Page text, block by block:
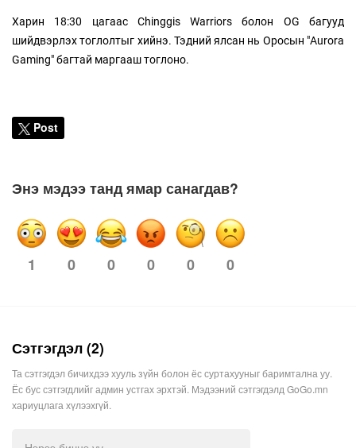
Харин 18:30 цагаас Chinggis Warriors болон OG багууд
шийдвэрлэх тоглолтыг хийнэ. Тэдний ялсан нь Оросын "Aurora
Gaming" багтай маргааш тоглоно.
Post
Энэ мэдээ танд ямар санагдав?
1 0 0 0 0 0
Сэтгэгдэл (2)
Та сэтгэгдэл бичихдээ хууль зүйн болон ёс суртахууныг баримтална уу.
Ёс бус сэтгэгдлийг админ устгах эрхтэй. Мэдээний сэтгэгдэлд GoGo.mn
хариуцлага хүлээхгүй.